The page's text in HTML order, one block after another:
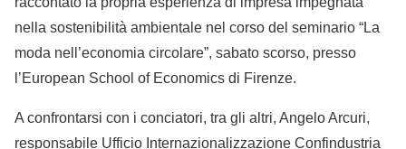
nella sostenibilità ambientale nel corso del seminario “La
moda nell’economia circolare”, sabato scorso, presso
l’European School of Economics di Firenze.
A confrontarsi con i conciatori, tra gli altri, Angelo Arcuri,
responsabile Ufficio Internazionalizzazione Confindustria